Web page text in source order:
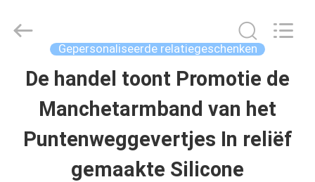
THUIS
PRODUCTEN
Accessories
Co.,Ltd.
Reserved.
Gepersonaliseerde relatiegeschenken
De handel toont Promotie de
Manchetarmband van het
Puntenweggevertjes In reliëf
gemaakte Silicone